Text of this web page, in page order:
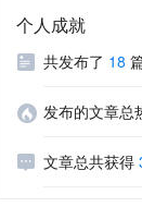
个人成就
共发布了 18
发布的文章总
文章总共获得